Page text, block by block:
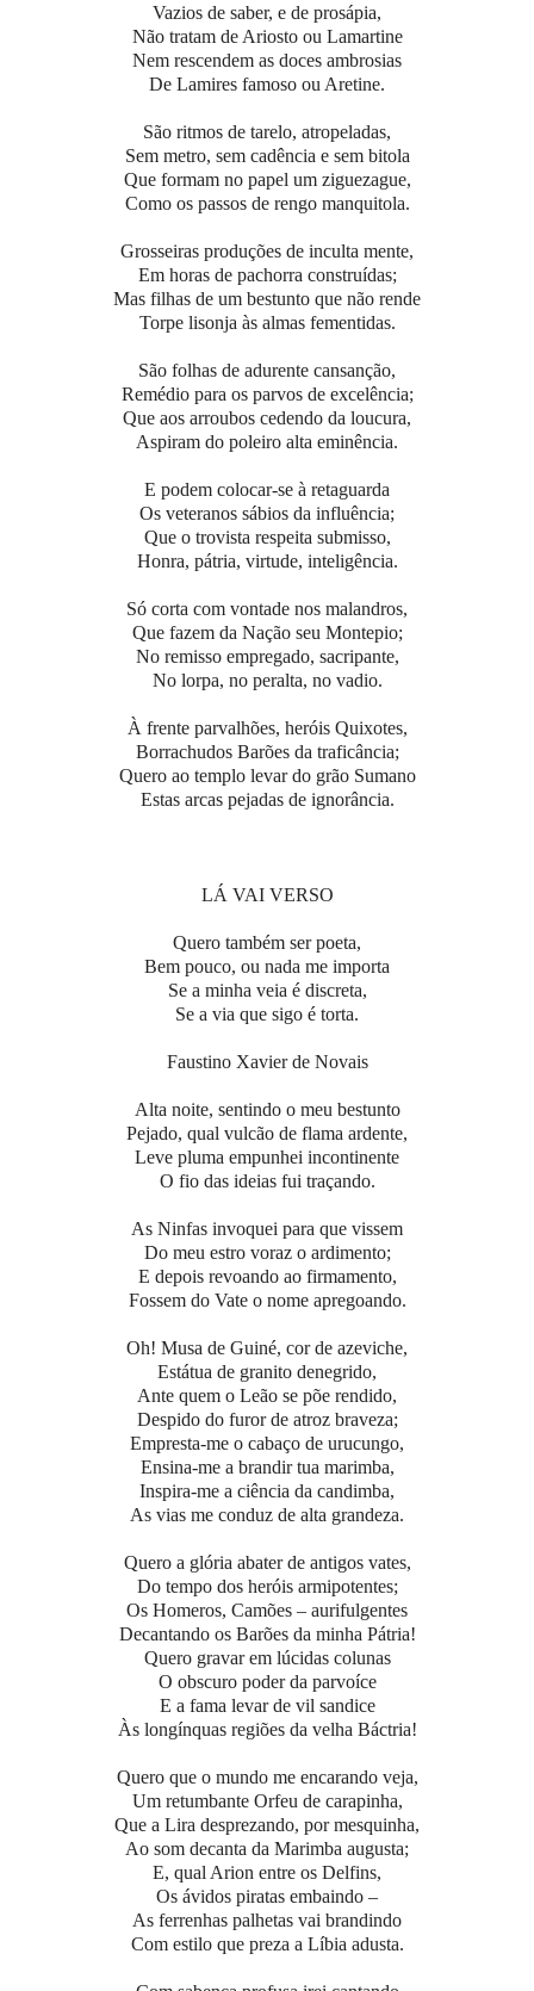
Vazios de saber, e de prosápia,
Não tratam de Ariosto ou Lamartine
Nem rescendem as doces ambrosias
De Lamires famoso ou Aretine.
São ritmos de tarelo, atropeladas,
Sem metro, sem cadência e sem bitola
Que formam no papel um ziguezague,
Como os passos de rengo manquitola.
Grosseiras produções de inculta mente,
Em horas de pachorra construídas;
Mas filhas de um bestunto que não rende
Torpe lisonja às almas fementidas.
São folhas de adurente cansanção,
Remédio para os parvos de excelência;
Que aos arroubos cedendo da loucura,
Aspiram do poleiro alta eminência.
E podem colocar-se à retaguarda
Os veteranos sábios da influência;
Que o trovista respeita submisso,
Honra, pátria, virtude, inteligência.
Só corta com vontade nos malandros,
Que fazem da Nação seu Montepio;
No remisso empregado, sacripante,
No lorpa, no peralta, no vadio.
À frente parvalhões, heróis Quixotes,
Borrachudos Barões da traficância;
Quero ao templo levar do grão Sumano
Estas arcas pejadas de ignorância.
LÁ VAI VERSO
Quero também ser poeta,
Bem pouco, ou nada me importa
Se a minha veia é discreta,
Se a via que sigo é torta.
Faustino Xavier de Novais
Alta noite, sentindo o meu bestunto
Pejado, qual vulcão de flama ardente,
Leve pluma empunhei incontinente
O fio das ideias fui traçando.
As Ninfas invoquei para que vissem
Do meu estro voraz o ardimento;
E depois revoando ao firmamento,
Fossem do Vate o nome apregoando.
Oh! Musa de Guiné, cor de azeviche,
Estátua de granito denegrido,
Ante quem o Leão se põe rendido,
Despido do furor de atroz braveza;
Empresta-me o cabaço de urucungo,
Ensina-me a brandir tua marimba,
Inspira-me a ciência da candimba,
As vias me conduz de alta grandeza.
Quero a glória abater de antigos vates,
Do tempo dos heróis armipotentes;
Os Homeros, Camões – aurifulgentes
Decantando os Barões da minha Pátria!
Quero gravar em lúcidas colunas
O obscuro poder da parvoíce
E a fama levar de vil sandice
Às longínquas regiões da velha Báctria!
Quero que o mundo me encarando veja,
Um retumbante Orfeu de carapinha,
Que a Lira desprezando, por mesquinha,
Ao som decanta da Marimba augusta;
E, qual Arion entre os Delfins,
Os ávidos piratas embaindo –
As ferrenhas palhetas vai brandindo
Com estilo que preza a Líbia adusta.